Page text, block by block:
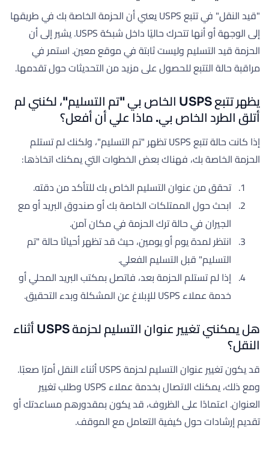
"قيد النقل" في تتبع USPS يعني أن الحزمة الخاصة بك في طريقها
إلى الوجهة أو أنها تتحرك حاليًا داخل شبكة USPS. يشير إلى أن
الحزمة قيد التسليم وليست ثابتة في موقع معين. استمر في
مراقبة حالة التتبع للحصول على مزيد من التحديثات حول تقدمها.
يظهر تتبع USPS الخاص بي "تم التسليم"، لكنني لم
أتلق الطرد الخاص بي. ماذا علي أن أفعل؟
إذا كانت حالة تتبع USPS تظهر "تم التسليم"، ولكنك لم تستلم
الحزمة الخاصة بك، فهناك بعض الخطوات التي يمكنك اتخاذها:
تحقق من عنوان التسليم الخاص بك للتأكد من دقته.
ابحث حول الممتلكات الخاصة بك أو صندوق البريد أو مع
الجيران في حالة ترك الحزمة في مكان آمن.
انتظر لمدة يوم أو يومين، حيث قد تظهر أحيانًا حالة "تم
التسليم" قبل التسليم الفعلي.
إذا لم تستلم الحزمة بعد، فاتصل بمكتب البريد المحلي أو
خدمة عملاء USPS للإبلاغ عن المشكلة وبدء التحقيق.
هل يمكنني تغيير عنوان التسليم لحزمة USPS أثناء
النقل؟
قد يكون تغيير عنوان التسليم لحزمة USPS أثناء النقل أمرًا صعبًا.
ومع ذلك، يمكنك الاتصال بخدمة عملاء USPS وطلب تغيير
العنوان. اعتمادًا على الظروف، قد يكون بمقدورهم مساعدتك أو
تقديم إرشادات حول كيفية التعامل مع الموقف.